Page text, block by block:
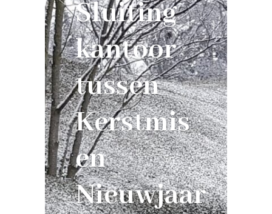
Sluiting
kantoor
tussen
Kerstmis
en
Nieuwjaar